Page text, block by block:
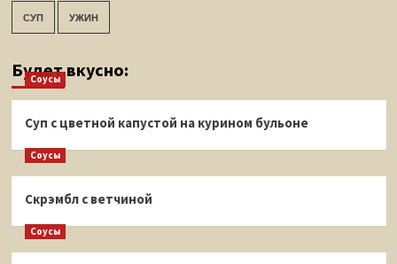
СУП УЖИН
Будет вкусно:
Соусы
Суп с цветной капустой на курином бульоне
Соусы
Скрэмбл с ветчиной
Соусы